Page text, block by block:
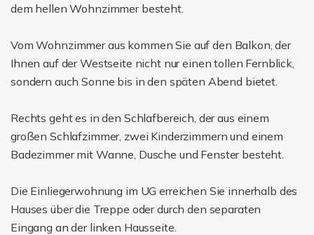
dem hellen Wohnzimmer besteht.
Vom Wohnzimmer aus kommen Sie auf den Balkon, der
Ihnen auf der Westseite nicht nur einen tollen Fernblick,
sondern auch Sonne bis in den späten Abend bietet.
Rechts geht es in den Schlafbereich, der aus einem
großen Schlafzimmer, zwei Kinderzimmern und einem
Badezimmer mit Wanne, Dusche und Fenster besteht.
Die Einliegerwohnung im UG erreichen Sie innerhalb des
Hauses über die Treppe oder durch den separaten
Eingang an der linken Hausseite.